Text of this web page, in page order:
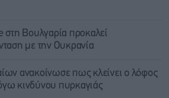
στη Βουλγαρία προκαλεί
με την Ουκρανία
ανακοίνωσε πως κλείνει ο λόφος
κινδύνου πυρκαγιάς